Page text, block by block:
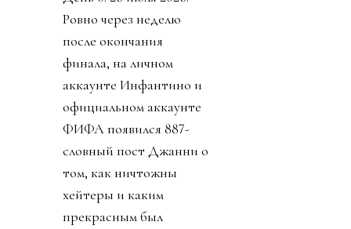
ФИФА Инфантино,
нажал на спусковой
крючок давно
созревшего плана:
прихватизация футбола.
О том как почти
краткая хроника.
День 0. 26 июля 2026.
Ровно через неделю